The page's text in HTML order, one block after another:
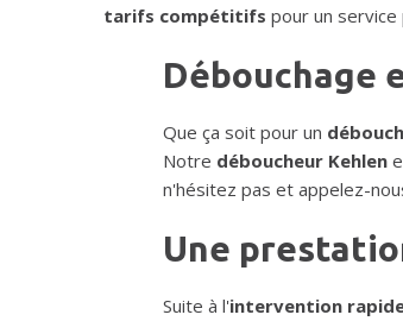
tarifs compétitifs pour un
Débouchage
Que ça soit pour un
Notre déboucheur Kehlen
n'hésitez pas et appelez-
Une
Suite à l'intervention